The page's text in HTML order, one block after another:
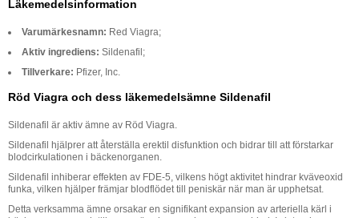
Läkemedelsinformation
Varumärkesnamn: Red Viagra;
Aktiv ingrediens: Sildenafil;
Tillverkare: Pfizer, Inc.
Röd Viagra och dess läkemedelsämne Sildenafil
Sildenafil är aktiv ämne av Röd Viagra.
Sildenafil hjälprer att återställa erektil disfunktion och bidrar till att förstarkar
blodcirkulationen i bäckenorganen.
Sildenafil inhiberar effekten av FDE-5, vilkens högt aktivitet hindrar kväveoxid
funka, vilken hjälper främjar blodflödet till peniskär när man är upphetsat.
Detta verksamma ämne orsakar en signifikant expansion av arteriella kärl i